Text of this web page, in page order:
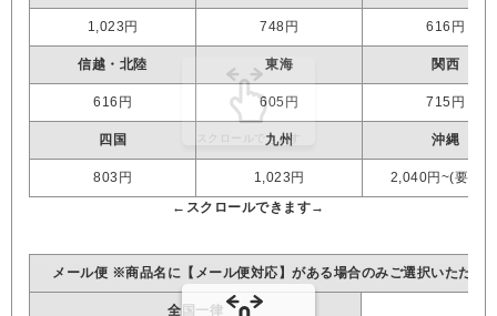
1,023円 748円 616円
信越・北陸 東海 関西
616円 605円 715円
四国 九州 沖縄
803円 1,023円 2,040円~(要見
メール便 ※商品名に【メール便対応】がある場合のみご選択いただけ
全国一律